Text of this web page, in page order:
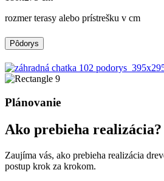
rozmer terasy alebo prístrešku v cm
Pôdorys
Plánovanie
Ako prebieha realizácia?
Zaujíma vás, ako prebieha realizácia
postup krok za krokom.